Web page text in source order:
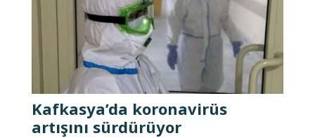
Kafkasya’da koronavirüs
artışını sürdürüyor